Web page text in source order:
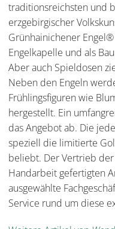
traditionsreichsten und
erzgebirgischer
Grünhainichener
Engelkapelle und als
Aber auch Spieldosen
Neben den Engeln
Frühlingsfiguren wie
hergestellt. Ein
das Angebot ab. Die
speziell die limitierte
beliebt. Der Vertrieb
Handarbeit gefertigten
ausgewählte
Service rund um diese